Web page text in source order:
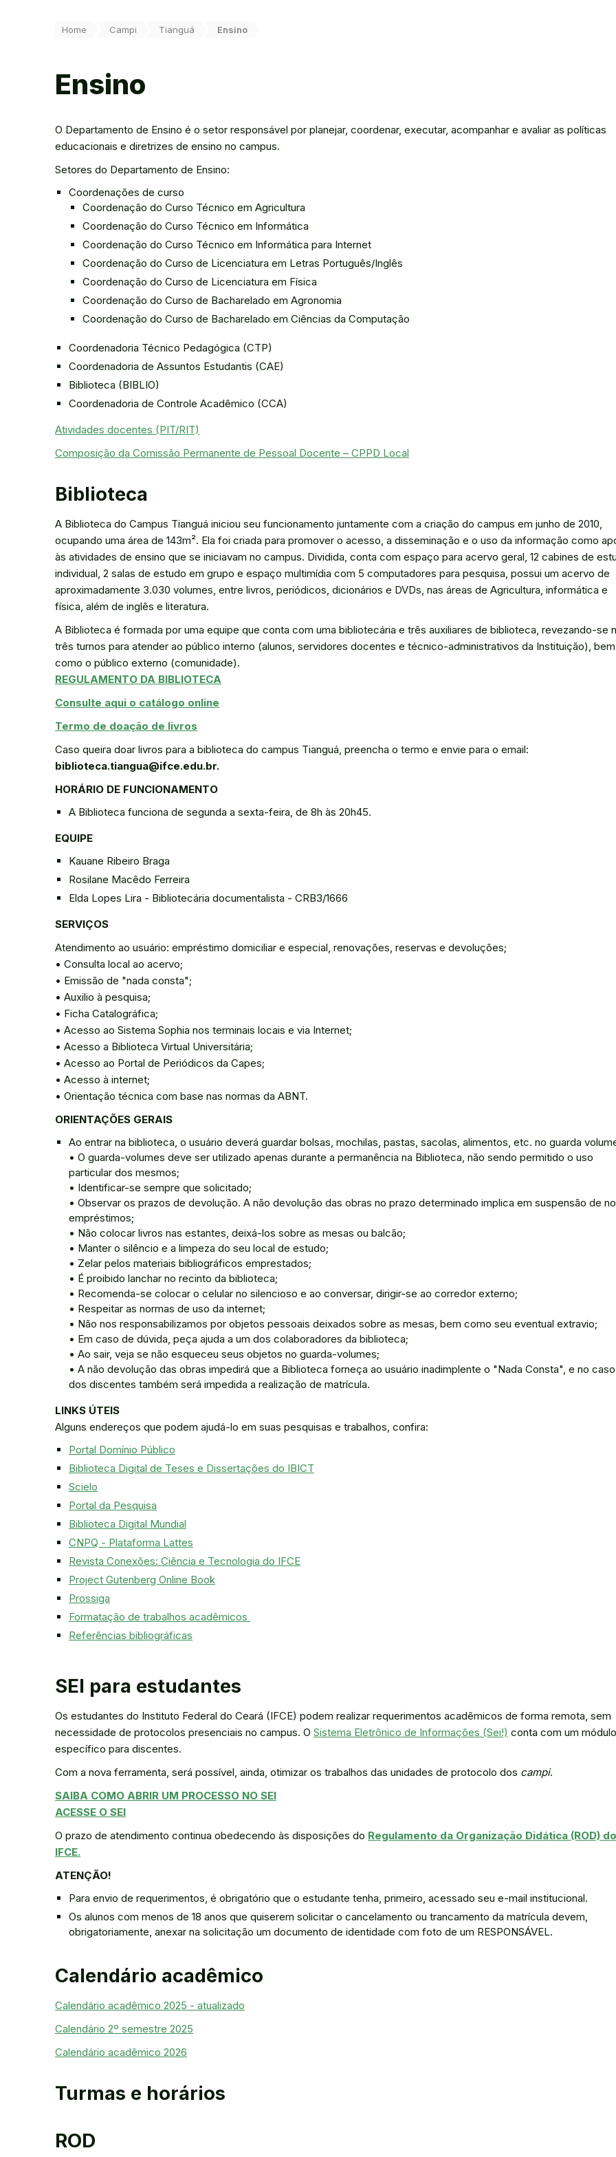
Você está aqui:
Home Campi Tianguá Ensino
Ensino
O Departamento de Ensino é o setor responsável por planejar, coordenar, executar, acompanhar e avaliar as políticas
educacionais e diretrizes de ensino no campus.
Setores do Departamento de Ensino:
Coordenações de curso
Coordenação do Curso Técnico em Agricultura
Coordenação do Curso Técnico em Informática
Coordenação do Curso Técnico em Informática para Internet
Coordenação do Curso de Licenciatura em Letras Português/Inglês
Coordenação do Curso de Licenciatura em Física
Coordenação do Curso de Bacharelado em Agronomia
Coordenação do Curso de Bacharelado em Ciências da Computação
Coordenadoria Técnico Pedagógica (CTP)
Coordenadoria de Assuntos Estudantis (CAE)
Biblioteca (BIBLIO)
Coordenadoria de Controle Acadêmico (CCA)
Atividades docentes (PIT/RIT)
Composição da Comissão Permanente de Pessoal Docente – CPPD Local
Biblioteca
A Biblioteca do Campus Tianguá iniciou seu funcionamento juntamente com a criação do campus em junho de 2010,
ocupando uma área de 143m². Ela foi criada para promover o acesso, a disseminação e o uso da informação como
às atividades de ensino que se iniciavam no campus. Dividida, conta com espaço para acervo geral, 12 cabines de
individual, 2 salas de estudo em grupo e espaço multimídia com 5 computadores para pesquisa, possui um acervo de
aproximadamente 3.030 volumes, entre livros, periódicos, dicionários e DVDs, nas áreas de Agricultura, informática e
física, além de inglês e literatura.
A Biblioteca é formada por uma equipe que conta com uma bibliotecária e três auxiliares de biblioteca, revezando-se
três turnos para atender ao público interno (alunos, servidores docentes e técnico-administrativos da Instituição), bem
como o público externo (comunidade).
REGULAMENTO DA BIBLIOTECA
Consulte aqui o catálogo online
Termo de doação de livros
Caso queira doar livros para a biblioteca do campus Tianguá, preencha o termo e envie para o email:
biblioteca.tiangua@ifce.edu.br.
HORÁRIO DE FUNCIONAMENTO
A Biblioteca funciona de segunda a sexta-feira, de 8h às 20h45.
EQUIPE
Kauane Ribeiro Braga
Rosilane Macêdo Ferreira
Elda Lopes Lira - Bibliotecária documentalista - CRB3/1666
SERVIÇOS
Atendimento ao usuário: empréstimo domiciliar e especial, renovações, reservas e devoluções;
• Consulta local ao acervo;
• Emissão de "nada consta";
• Auxilio à pesquisa;
• Ficha Catalográfica;
• Acesso ao Sistema Sophia nos terminais locais e via Internet;
• Acesso a Biblioteca Virtual Universitária;
• Acesso ao Portal de Periódicos da Capes;
• Acesso à internet;
• Orientação técnica com base nas normas da ABNT.
ORIENTAÇÕES GERAIS
Ao entrar na biblioteca, o usuário deverá guardar bolsas, mochilas, pastas, sacolas, alimentos, etc. no guarda
• O guarda-volumes deve ser utilizado apenas durante a permanência na Biblioteca, não sendo permitido o uso
particular dos mesmos;
• Identificar-se sempre que solicitado;
• Observar os prazos de devolução. A não devolução das obras no prazo determinado implica em suspensão de
empréstimos;
• Não colocar livros nas estantes, deixá-los sobre as mesas ou balcão;
• Manter o silêncio e a limpeza do seu local de estudo;
• Zelar pelos materiais bibliográficos emprestados;
• É proibido lanchar no recinto da biblioteca;
• Recomenda-se colocar o celular no silencioso e ao conversar, dirigir-se ao corredor externo;
• Respeitar as normas de uso da internet;
• Não nos responsabilizamos por objetos pessoais deixados sobre as mesas, bem como seu eventual extravio;
• Em caso de dúvida, peça ajuda a um dos colaboradores da biblioteca;
• Ao sair, veja se não esqueceu seus objetos no guarda-volumes;
• A não devolução das obras impedirá que a Biblioteca forneça ao usuário inadimplente o "Nada Consta", e no caso
dos discentes também será impedida a realização de matrícula.
LINKS ÚTEIS
Alguns endereços que podem ajudá-lo em suas pesquisas e trabalhos, confira:
Portal Domínio Público
Biblioteca Digital de Teses e Dissertações do IBICT
Scielo
Portal da Pesquisa
Biblioteca Digital Mundial
CNPQ - Plataforma Lattes
Revista Conexões: Ciência e Tecnologia do IFCE
Project Gutenberg Online Book
Prossiga
Formatação de trabalhos acadêmicos
Referências bibliográficas
SEI para estudantes
Os estudantes do Instituto Federal do Ceará (IFCE) podem realizar requerimentos acadêmicos de forma remota, sem
necessidade de protocolos presenciais no campus. O Sistema Eletrônico de Informações (Sei!) conta com um módulo
específico para discentes.
Com a nova ferramenta, será possível, ainda, otimizar os trabalhos das unidades de protocolo dos campi.
SAIBA COMO ABRIR UM PROCESSO NO SEI
ACESSE O SEI
O prazo de atendimento continua obedecendo às disposições do Regulamento da Organização Didática (ROD) do
IFCE.
ATENÇÃO!
Para envio de requerimentos, é obrigatório que o estudante tenha, primeiro, acessado seu e-mail institucional.
Os alunos com menos de 18 anos que quiserem solicitar o cancelamento ou trancamento da matrícula devem,
obrigatoriamente, anexar na solicitação um documento de identidade com foto de um RESPONSÁVEL.
Calendário acadêmico
Calendário acadêmico 2025 - atualizado
Calendário 2º semestre 2025
Calendário acadêmico 2026
Turmas e horários
ROD